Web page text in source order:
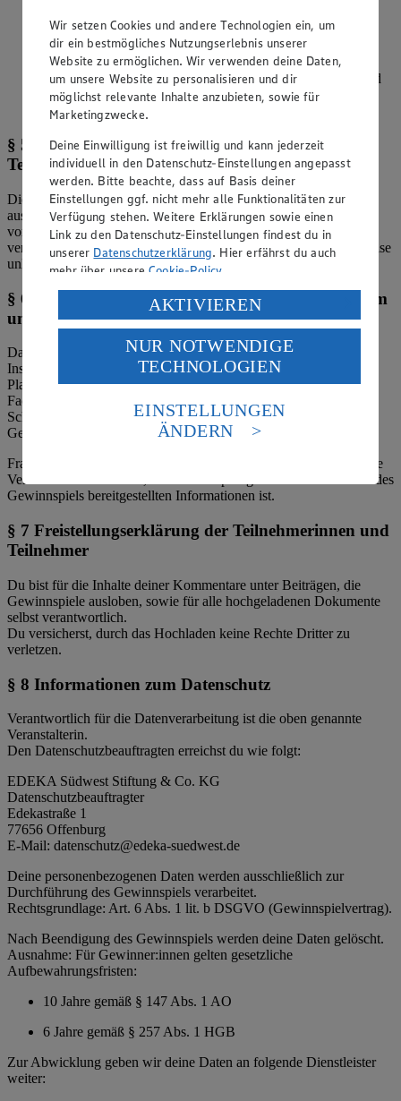
Veranstalterin ausdrücklich Schadenersatzforderungen vor.
Die Veranstalterin behält sich weiterhin vor, die
Teilnahmebedingungen jederzeit ohne Vorankündigung und
ohne Angabe von Gründen zu ändern. Die gültige Fassung
findest du unter:www.edeka.de/suedwest/tnb-socialmedia
§ 5 Ausschluss von Teilnehmerinnen oder
Teilnehmern
Die Veranstalterin ist berechtigt, dich vom Gewinnspiel
auszuschließen, wenn der begründete Verdacht besteht, dass du
vorsätzlich versuchst, gegen die Teilnahmebedingungen zu
verstoßen, das Gewinnspiel zu manipulieren oder in sonstiger Weise
unlauter zu beeinflussen.
§ 6 Freistellungserklärung für Facebook, Instagram
und TikTok
Das Gewinnspiel steht in keiner Verbindung zu Facebook,
Instagram oder TikTok und wird in keiner Weise von diesen
Plattformen gesponsert, unterstützt oder organisiert.
Facebook, Instagram und TikTok sind von sämtlichen
Schadenansprüchen in Bezug auf die Durchführung des
Gewinnspiels freigestellt.
Fragen, Kommentare oder Beschwerden sind ausschließlich an die
Veranstalterin zu richten, die auch Empfängerin aller im Rahmen des
Gewinnspiels bereitgestellten Informationen ist.
§ 7 Freistellungserklärung der Teilnehmerinnen und
Teilnehmer
Du bist für die Inhalte deiner Kommentare unter Beiträgen, die
Gewinnspiele ausloben, sowie für alle hochgeladenen Dokumente
selbst verantwortlich.
Du versicherst, durch das Hochladen keine Rechte Dritter zu
verletzen.
§ 8 Informationen zum Datenschutz
Verantwortlich für die Datenverarbeitung ist die oben genannte
Veranstalterin.
Den Datenschutzbeauftragten erreichst du wie folgt:
EDEKA Südwest Stiftung & Co. KG
Datenschutzbeauftragter
Edekastraße 1
77656 Offenburg
E-Mail: datenschutz@edeka-suedwest.de
Deine personenbezogenen Daten werden ausschließlich zur
Durchführung des Gewinnspiels verarbeitet.
Rechtsgrundlage: Art. 6 Abs. 1 lit. b DSGVO (Gewinnspielvertrag).
Nach Beendigung des Gewinnspiels werden deine Daten gelöscht.
Ausnahme: Für Gewinner:innen gelten gesetzliche
Aufbewahrungsfristen:
10 Jahre gemäß § 147 Abs. 1 AO
6 Jahre gemäß § 257 Abs. 1 HGB
Zur Abwicklung geben wir deine Daten an folgende Dienstleister
weiter:
Wir setzen Cookies und andere Technologien ein, um
dir ein bestmögliches Nutzungserlebnis unserer
Website zu ermöglichen. Wir verwenden deine Daten,
um unsere Website zu personalisieren und dir
möglichst relevante Inhalte anzubieten, sowie für
Marketingzwecke.
Deine Einwilligung ist freiwillig und kann jederzeit
individuell in den Datenschutz-Einstellungen angepasst
werden. Bitte beachte, dass auf Basis deiner
Einstellungen ggf. nicht mehr alle Funktionalitäten zur
Verfügung stehen. Weitere Erklärungen sowie einen
Link zu den Datenschutz-Einstellungen findest du in
unserer Datenschutzerklärung. Hier erfährst du auch
mehr über unsereCookie-Policy.
Verarbeitung deiner personenbezogenen Daten in den
USA durch Facebook und YouTube:
Wenn du auf „Aktivieren“ klickst, willigst du im Sinne
des Art. 49 Abs. 1 Satz 1 lit. a) DSGVO ein, dass deine
Daten in den USA verarbeitet werden. Der EuGH sieht
die USA als Land mit einem nach europäischen
Standards nicht angemessenen Datenschutzniveau an.
Es besteht das Risiko eines Zugriffs durch US-
Informationen zum Herausgeber der Seite findest du
imImpressum
AKTIVIEREN
NUR NOTWENDIGE
TECHNOLOGIEN
EINSTELLUNGEN
ÄNDERN